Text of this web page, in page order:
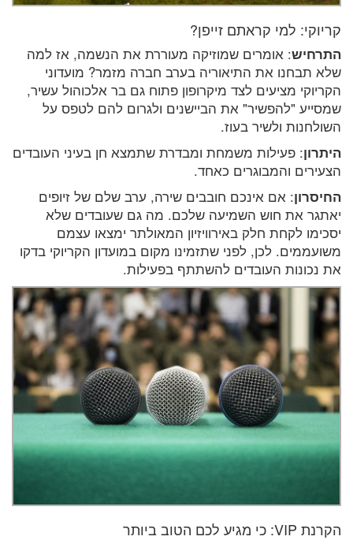
קריוקי: למי קראתם זייפן?
התרחיש: אומרים שמוזיקה מעוררת את הנשמה, אז למה
שלא תבחנו את התיאוריה בערב חברה מזמר? מועדוני
הקריוקי מציעים לצד מיקרופון פתוח גם בר אלכוהול עשיר,
שמסייע "להפשיר" את הביישנים ולגרום להם לטפס על
השולחנות ולשיר בעוז.
היתרון: פעילות משמחת ומבדרת שתמצא חן בעיני העובדים
הצעירים והמבוגרים כאחד.
החיסרון: אם אינכם חובבים שירה, ערב שלם של זיופים
יאתגר את חוש השמיעה שלכם. מה גם שעובדים שלא
יסכימו לקחת חלק באירוויזיון המאולתר ימצאו עצמם
משועממים. לכן, לפני שתזמינו מקום במועדון הקריוקי בדקו
את נכונות העובדים להשתתף בפעילות.
הקרנת VIP: כי מגיע לכם הטוב ביותר